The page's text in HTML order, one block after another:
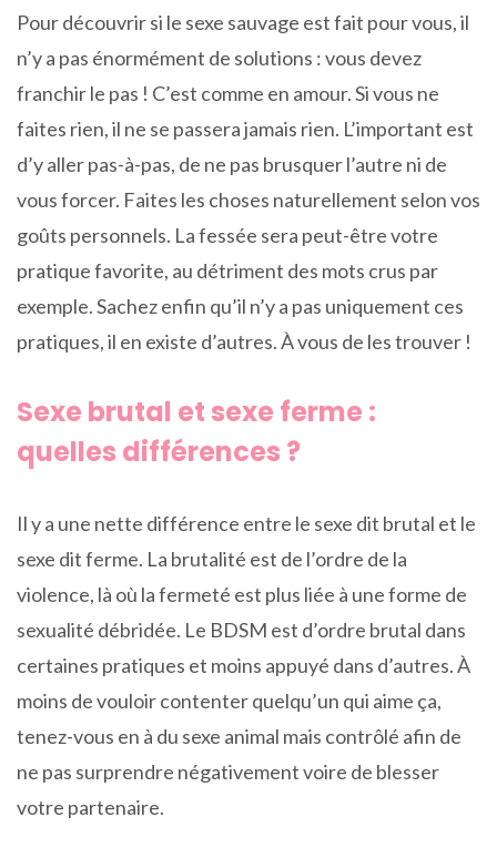
Pour découvrir si le sexe sauvage est fait pour vous, il
n’y a pas énormément de solutions : vous devez
franchir le pas ! C’est comme en amour. Si vous ne
faites rien, il ne se passera jamais rien. L’important est
d’y aller pas-à-pas, de ne pas brusquer l’autre ni de
vous forcer. Faites les choses naturellement selon vos
goûts personnels. La fessée sera peut-être votre
pratique favorite, au détriment des mots crus par
exemple. Sachez enfin qu’il n’y a pas uniquement ces
pratiques, il en existe d’autres. À vous de les trouver !
Sexe brutal et sexe ferme :
quelles différences ?
Il y a une nette différence entre le sexe dit brutal et le
sexe dit ferme. La brutalité est de l’ordre de la
violence, là où la fermeté est plus liée à une forme de
sexualité débridée. Le BDSM est d’ordre brutal dans
certaines pratiques et moins appuyé dans d’autres. À
moins de vouloir contenter quelqu’un qui aime ça,
tenez-vous en à du sexe animal mais contrôlé afin de
ne pas surprendre négativement voire de blesser
votre partenaire.